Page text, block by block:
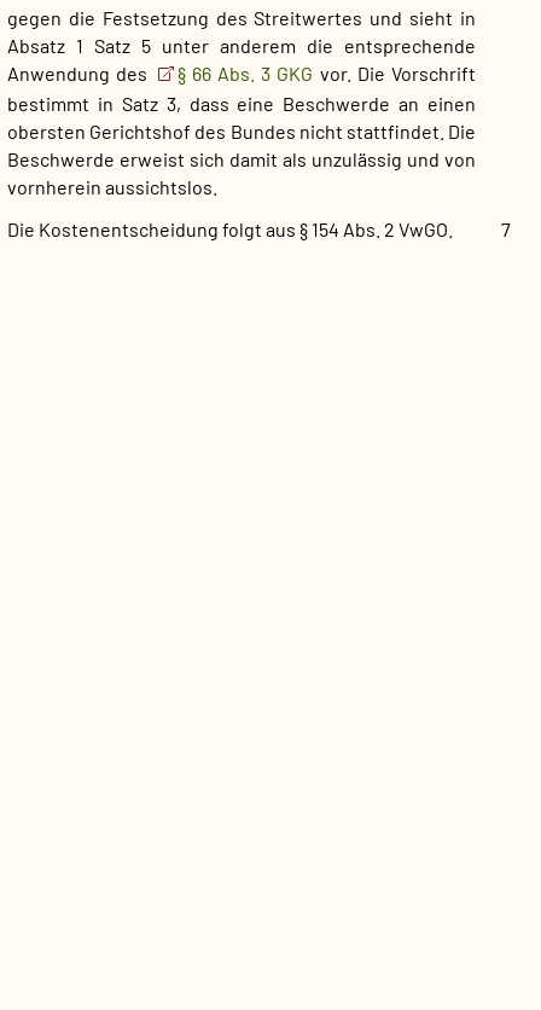
gegen die Festsetzung des Streitwertes und sieht in
Absatz 1 Satz 5 unter anderem die entsprechende
Anwendung des
§ 66 Abs. 3 GKG vor. Die Vorschrift
bestimmt in Satz 3, dass eine Beschwerde an einen
obersten Gerichtshof des Bundes nicht stattfindet. Die
Beschwerde erweist sich damit als unzulässig und von
vornherein aussichtslos.
7
Die Kostenentscheidung folgt aus § 154 Abs. 2 VwGO.